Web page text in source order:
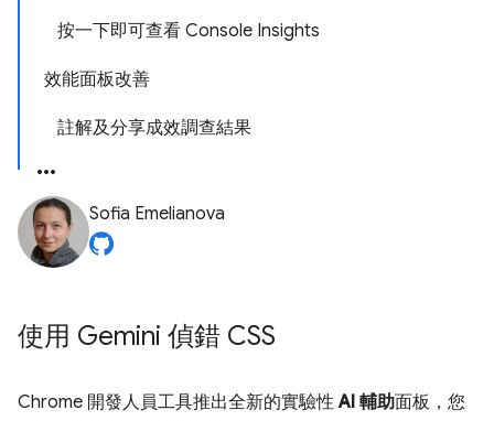
按一下即可查看 Console Insights
效能面板改善
註解及分享成效調查結果
Sofia Emelianova
使用 Gemini 偵錯 CSS
Chrome 開發人員工具推出全新的實驗性AI 輔助面板，您